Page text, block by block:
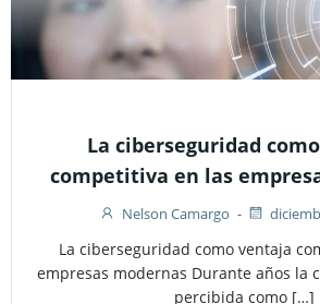
La ciberseguridad
competitiva en las
Nelson Camargo -
La ciberseguridad como ventaja
empresas modernas Durante años la
percibida como […]